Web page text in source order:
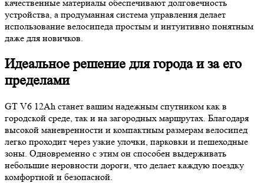
качественные материалы обеспечивают долговечность
устройства, а продуманная система управления делает
использование велосипеда простым и интуитивно понятным
даже для новичков.
Идеальное решение для города и за его
пределами
GT V6 12Ah станет вашим надежным спутником как в
городской среде, так и на загородных маршрутах. Благодаря
высокой маневренности и компактным размерам велосипед
легко проходит через узкие улочки, парковки и пешеходные
зоны. Одновременно с этим он способен выдерживать
небольшие неровности дороги, что делает каждую поездку
комфортной и безопасной.